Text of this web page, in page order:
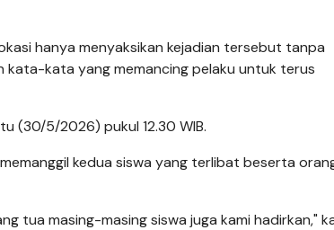
hanya menyaksikan kejadian tersebut tanpa
kata-kata yang memancing pelaku untuk terus
(30/5/2026) pukul 12.30 WIB.
kedua siswa yang terlibat beserta
tua masing-masing siswa juga kami hadirkan,"